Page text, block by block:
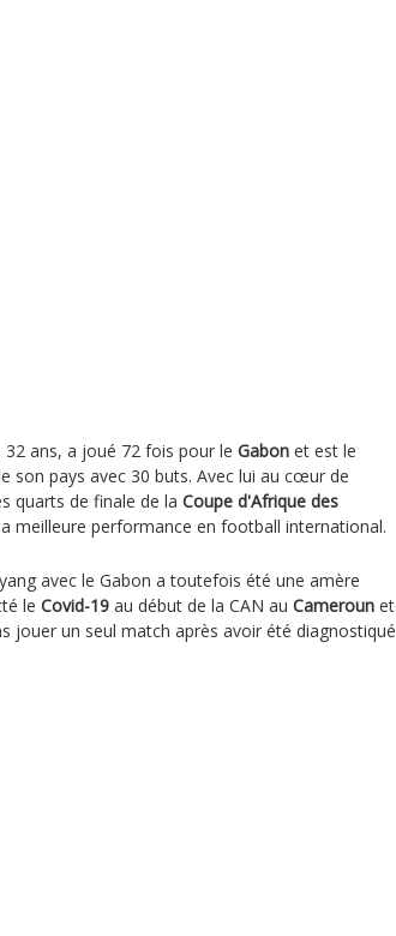
32 ans, a joué 72 fois pour le Gabon et est le
son pays avec 30 buts. Avec lui au cœur de
quarts de finale de la Coupe d'Afrique des
meilleure performance en football international.
avec le Gabon a toutefois été une amère
le Covid-19 au début de la CAN au Cameroun et
jouer un seul match après avoir été diagnostiqué